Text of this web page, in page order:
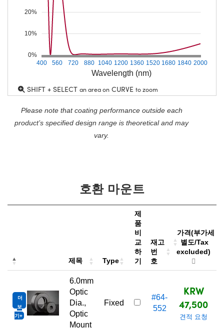
Wavelength (nm)
400 560 720 880 1040 1200 1360 1520 1680 1840 2000
0%
10%
20%
SHIFT + SELECT an area on CURVE to zoom
Please note that coating performance outside each
product’s specified design range is theoretical and may
vary.
호환 마운트
제목 Type
제
품
비
교
하
기
재고
번
호
가격(부가세
별도/Tax
excluded)
더
보
기
6.0mm
Optic
Dia.,
Optic
Mount
Fixed
#64-
552
KRW
47,500
견적 요청